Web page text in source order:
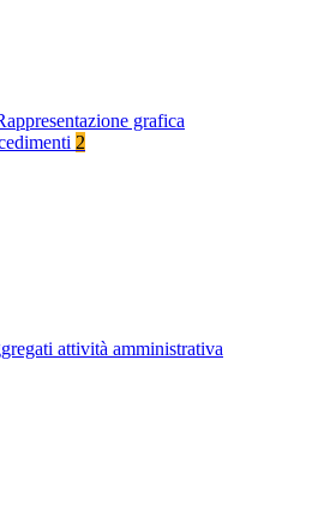
grafica
2
attività amministrativa